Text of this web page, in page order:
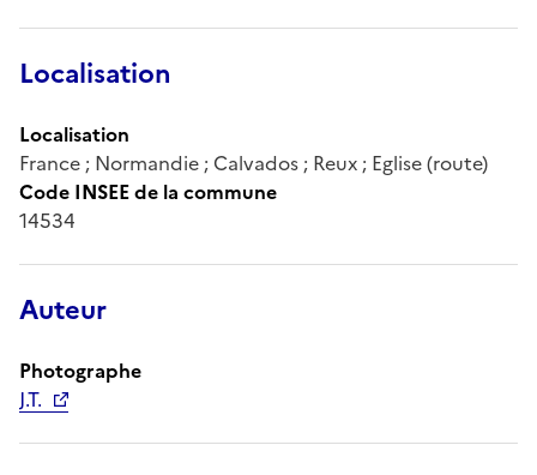
Localisation
Localisation
France ; Normandie ; Calvados ; Reux ; Eglise (route)
Code INSEE de la commune
14534
Auteur
Photographe
J.T.